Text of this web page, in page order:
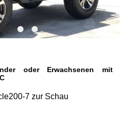
oder Erwachsenen mit
7 zur Schau